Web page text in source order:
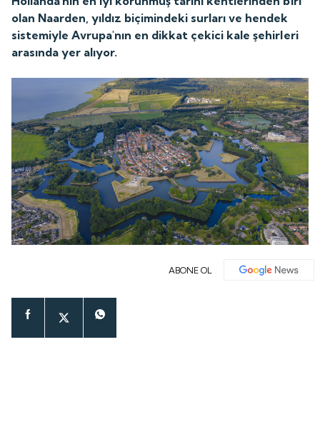
olan Naarden, yıldız biçimindeki surları ve hendek
sistemiyle Avrupa'nın en dikkat çekici kale şehirleri
arasında yer alıyor.
ABONE OL